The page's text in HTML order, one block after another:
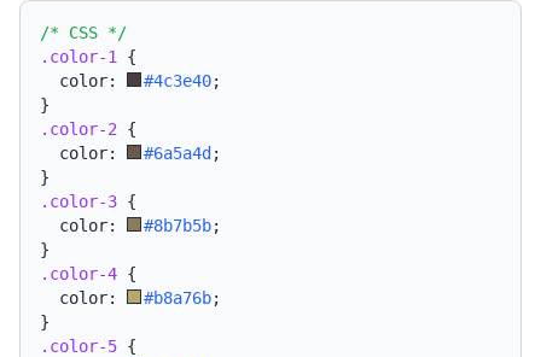
/* CSS */
.color-1
{
  color:
#4c3e40;
}
.color-2 {
  color:
#6a5a4d ;
}
.color-3 {
  color:
#8b7b5b;
}
.color-4 {
  color:
#b8a76b;
}
.color-5 {